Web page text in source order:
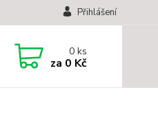
Přihlášení
0ks
za 0 Kč